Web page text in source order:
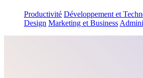
Productivité Développement et
Design Marketing et Business